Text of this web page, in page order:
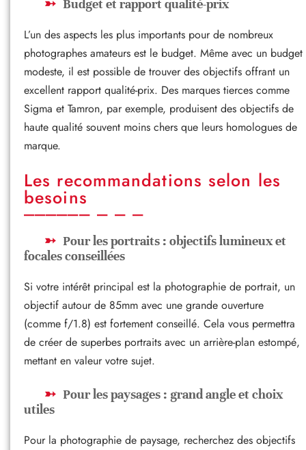
Budget et rapport qualité-prix
L’un des aspects les plus importants pour de nombreux
photographes amateurs est le budget. Même avec un budget
modeste, il est possible de trouver des objectifs offrant un
excellent rapport qualité-prix. Des marques tierces comme
Sigma et Tamron, par exemple, produisent des objectifs de
haute qualité souvent moins chers que leurs homologues de
marque.
Les recommandations selon les
besoins
Pour les portraits : objectifs lumineux et
focales conseillées
Si votre intérêt principal est la photographie de portrait, un
objectif autour de 85mm avec une grande ouverture
(comme f/1.8) est fortement conseillé. Cela vous permettra
de créer de superbes portraits avec un arrière-plan estompé,
mettant en valeur votre sujet.
Pour les paysages : grand angle et choix
utiles
Pour la photographie de paysage, recherchez des objectifs